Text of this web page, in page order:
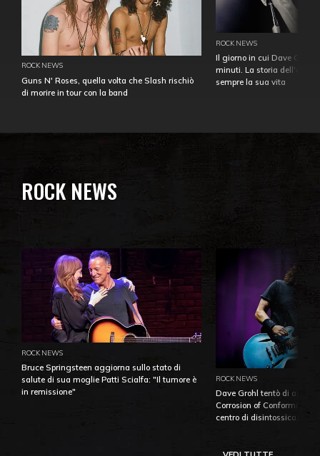
ROCK NEWS
Guns N' Roses, quella volta che Slash rischiò
di morire in tour con la band
ROCK NEWS
Il giorno in cui Dave
minuti. La storia
sempre la sua vita
ROCK NEWS
ROCK NEWS
Bruce Springsteen aggiorna sullo stato di
salute di sua moglie Patti Scialfa: "Il tumore è
in remissione"
ROCK NEWS
Dave Grohl tentò di
Corrosion of Conformity
centro di